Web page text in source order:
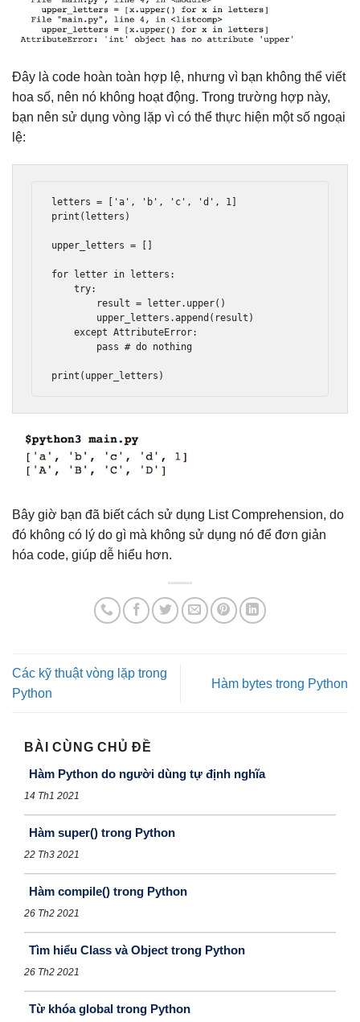
Đây là code hoàn toàn hợp lệ, nhưng vì bạn không thể viết
hoa số, nên nó không hoạt động. Trong trường hợp này,
bạn nên sử dụng vòng lặp vì có thể thực hiện một số ngoại
lệ:
letters = [ 'a' , 'b' , 'c' , 'd' , 1 ]
print ( letters )
upper_letters = []
for letter in letters :
try:
        result
= letter. upper()
        upper_letters
.append ( result )
except AttributeError:
pass # do nothing
print ( upper_letters )
Bây giờ bạn đã biết cách sử dụng List Comprehension, do
đó không có lý do gì mà không sử dụng nó để đơn giản
hóa code, giúp dễ hiểu hơn.
Các kỹ thuật vòng lặp trong
Python
Hàm bytes trong Python
BÀI CÙNG CHỦ ĐỀ
Hàm Python do người dùng tự định nghĩa
14 Th1 2021
Hàm super() trong Python
22 Th3 2021
Hàm compile() trong Python
26 Th2 2021
Tìm hiểu Class và Object trong Python
26 Th2 2021
Từ khóa global trong Python